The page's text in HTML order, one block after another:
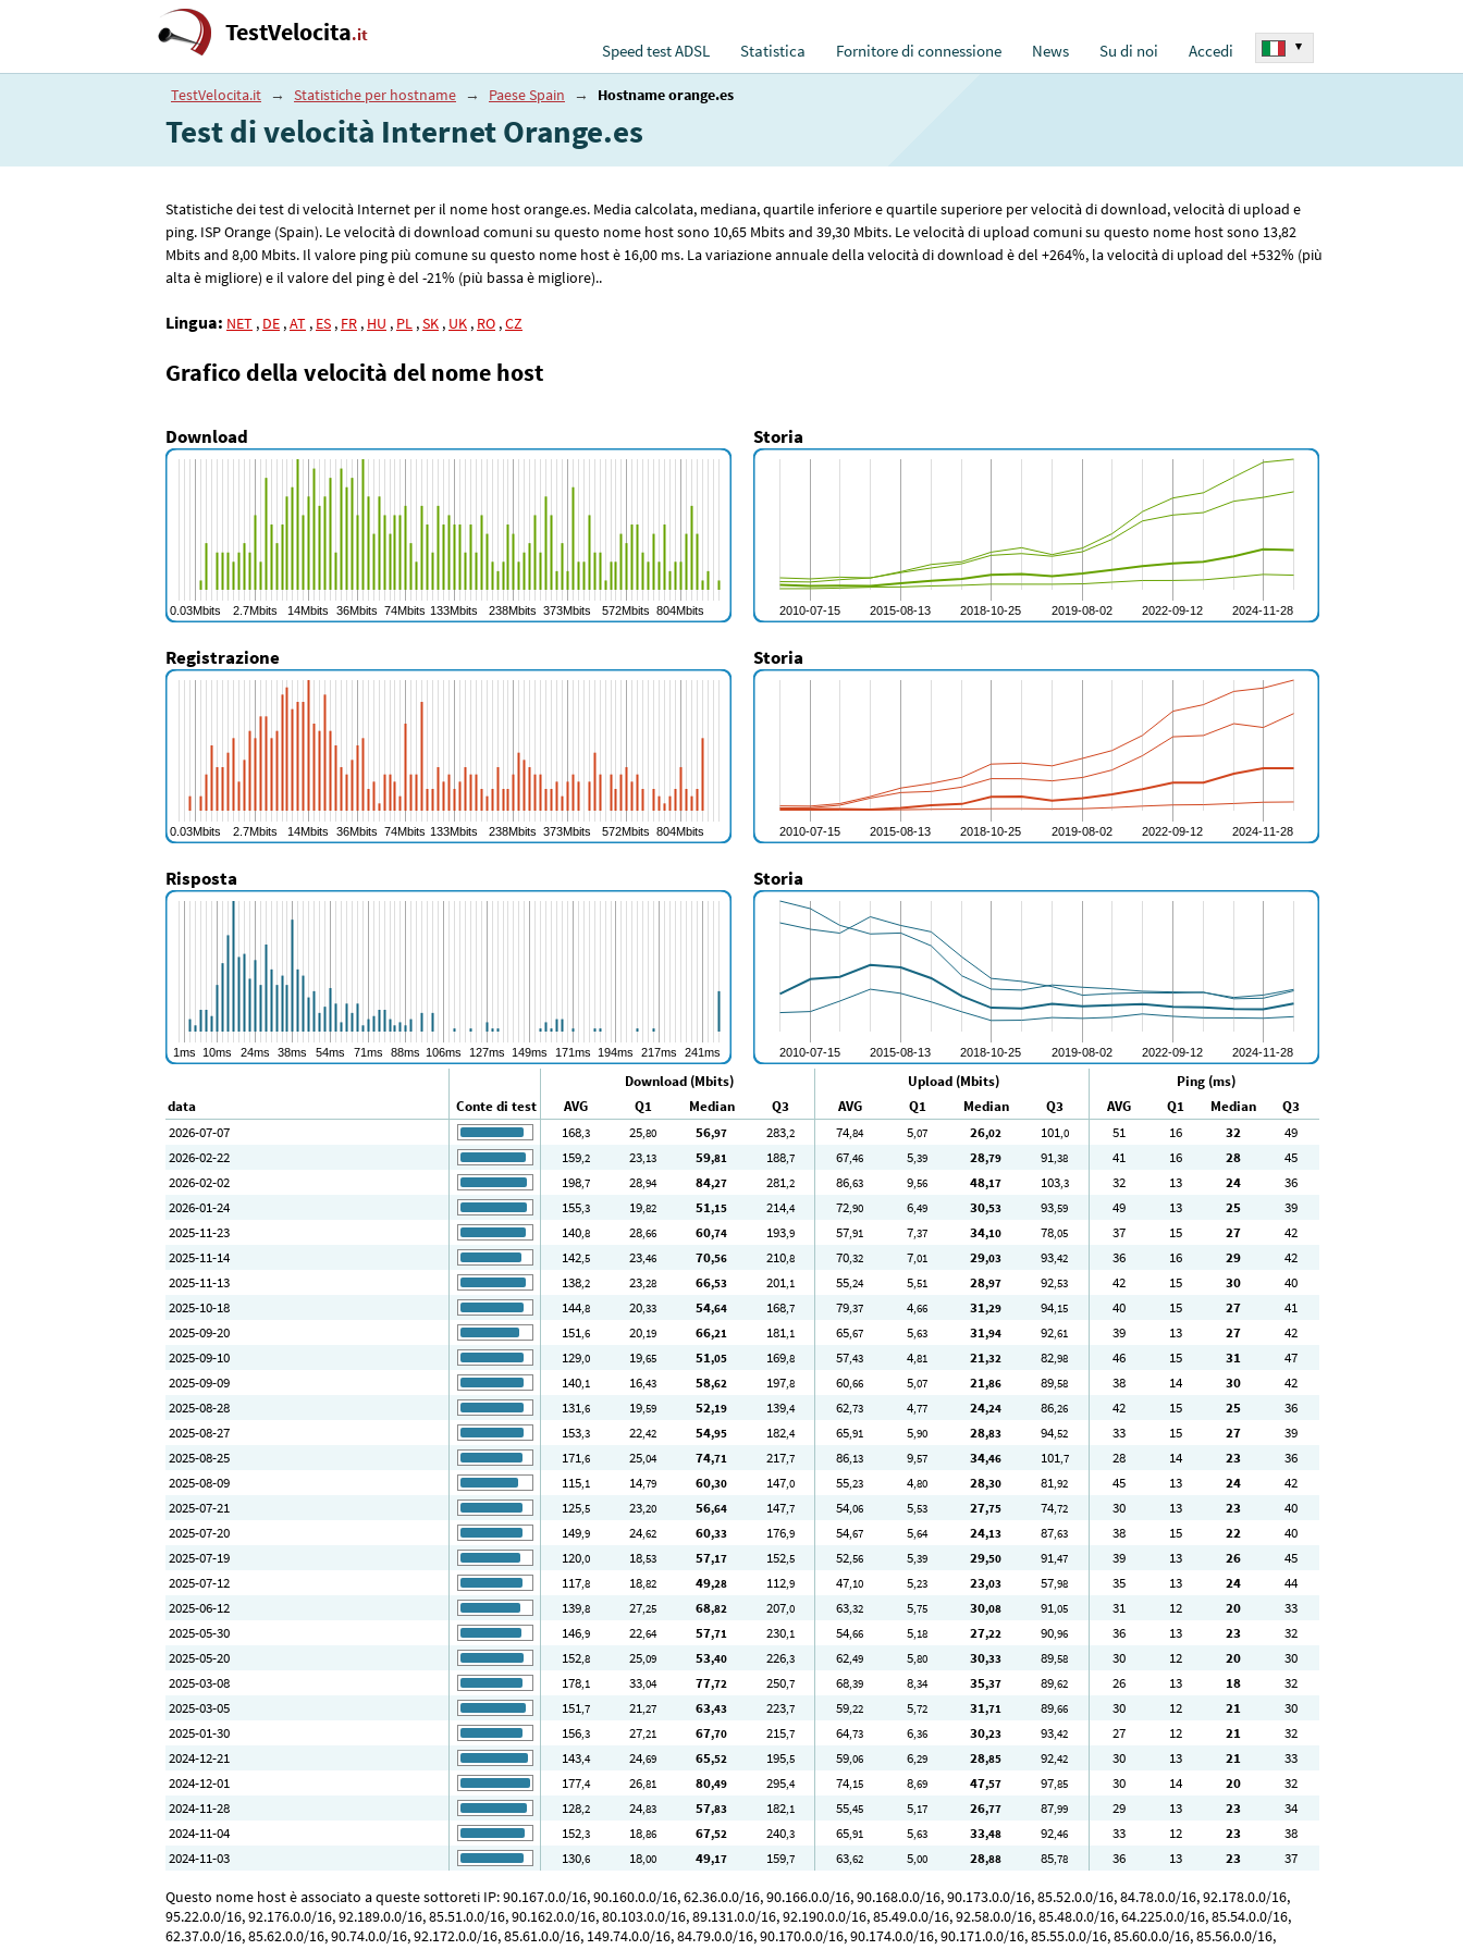
TestVelocita.it
Speed test ADSL Statistica Fornitore di connessione News Su di noi Accedi ▾
TestVelocita.it → Statistiche per hostname → Paese Spain → Hostname orange.es
Test di velocità Internet Orange.es
Statistiche dei test di velocità Internet per il nome host orange.es. Media calcolata, mediana, quartile inferiore e quartile superiore per velocità di download, velocità di upload e
ping. ISP Orange (Spain). Le velocità di download comuni su questo nome host sono 10,65 Mbits and 39,30 Mbits. Le velocità di upload comuni su questo nome host sono 13,82
Mbits and 8,00 Mbits. Il valore ping più comune su questo nome host è 16,00 ms. La variazione annuale della velocità di download è del +264%, la velocità di upload del +532% (più
alta è migliore) e il valore del ping è del -21% (più bassa è migliore)..
Lingua: NET , DE ,AT , ES , FR , HU , PL ,SK , UK , RO ,CZ
Grafico della velocità del nome host
Download Storia
Registrazione Storia
Risposta Storia
Download (Mbits) Upload (Mbits)
Ping (ms)
data
Conte di test AVG Q1 Median Q3 AVG Q1 Median Q3 AVG Q1 Median
Q3
2026-07-07
168,3 25,80 56,97 283,2 74,84 5,07 26,02 101,0 51 16 32
49
2026-02-22
159,2 23,13 59,81 188,7 67,46 5,39 28,79 91,38 41 16 28
45
2026-02-02
198,7 28,94 84,27 281,2 86,63 9,56 48,17 103,3 32 13 24
36
2026-01-24
155,3 19,82 51,15 214,4 72,90 6,49 30,53 93,59 49 13 25
39
2025-11-23
140,8 28,66 60,74 193,9 57,91 7,37 34,10 78,05 37 15 27
42
2025-11-14
142,5 23,46 70,56 210,8 70,32 7,01 29,03 93,42 36 16 29
42
2025-11-13
138,2 23,28 66,53 201,1 55,24 5,51 28,97 92,53 42 15 30
40
2025-10-18
144,8 20,33 54,64 168,7 79,37 4,66 31,29 94,15 40 15 27
41
2025-09-20
151,6 20,19 66,21 181,1 65,67 5,63 31,94 92,61 39 13 27
42
2025-09-10
129,0 19,65 51,05 169,8 57,43 4,81 21,32 82,98 46 15 31
47
2025-09-09
140,1 16,43 58,62 197,8 60,66 5,07 21,86 89,58 38 14 30
42
2025-08-28
131,6 19,59 52,19 139,4 62,73 4,77 24,24 86,26 42 15 25
36
2025-08-27
153,3 22,42 54,95 182,4 65,91 5,90 28,83 94,52 33 15 27
39
2025-08-25
171,6 25,04 74,71 217,7 86,13 9,57 34,46 101,7 28 14 23
36
2025-08-09
115,1 14,79 60,30 147,0 55,23 4,80 28,30 81,92 45 13 24
42
2025-07-21
125,5 23,20 56,64 147,7 54,06 5,53 27,75 74,72 30 13 23
40
2025-07-20
149,9 24,62 60,33 176,9 54,67 5,64 24,13 87,63 38 15 22
40
2025-07-19
120,0 18,53 57,17 152,5 52,56 5,39 29,50 91,47 39 13 26
45
2025-07-12
117,8 18,82 49,28 112,9 47,10 5,23 23,03 57,98 35 13 24
44
2025-06-12
139,8 27,25 68,82 207,0 63,32 5,75 30,08 91,05 31 12 20
33
2025-05-30
146,9 22,64 57,71 230,1 54,66 5,18 27,22 90,96 36 13 23
32
2025-05-20
152,8 25,09 53,40 226,3 62,49 5,80 30,33 89,58 30 12 20
30
2025-03-08
178,1 33,04 77,72 250,7 68,39 8,34 35,37 89,62 26 13 18
32
2025-03-05
151,7 21,27 63,43 223,7 59,22 5,72 31,71 89,66 30 12 21
30
2025-01-30
156,3 27,21 67,70 215,7 64,73 6,36 30,23 93,42 27 12 21
32
2024-12-21
143,4 24,69 65,52 195,5 59,06 6,29 28,85 92,42 30 13 21
33
2024-12-01
177,4 26,81 80,49 295,4 74,15 8,69 47,57 97,85 30 14 20
32
2024-11-28
128,2 24,83 57,83 182,1 55,45 5,17 26,77 87,99 29 13 23
34
2024-11-04
152,3 18,86 67,52 240,3 65,91 5,63 33,48 92,46 33 12 23
38
2024-11-03
130,6 18,00 49,17 159,7 63,62 5,00 28,88 85,78 36 13 23 37
Questo nome host è associato a queste sottoreti IP: 90.167.0.0/16, 90.160.0.0/16, 62.36.0.0/16, 90.166.0.0/16, 90.168.0.0/16, 90.173.0.0/16, 85.52.0.0/16, 84.78.0.0/16, 92.178.0.0/16,
95.22.0.0/16, 92.176.0.0/16, 92.189.0.0/16, 85.51.0.0/16, 90.162.0.0/16, 80.103.0.0/16, 89.131.0.0/16, 92.190.0.0/16, 85.49.0.0/16, 92.58.0.0/16, 85.48.0.0/16, 64.225.0.0/16, 85.54.0.0/16,
62.37.0.0/16, 85.62.0.0/16, 90.74.0.0/16, 92.172.0.0/16, 85.61.0.0/16, 149.74.0.0/16, 84.79.0.0/16, 90.170.0.0/16, 90.174.0.0/16, 90.171.0.0/16, 85.55.0.0/16, 85.60.0.0/16, 85.56.0.0/16,